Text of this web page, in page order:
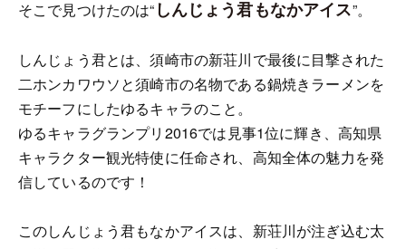
そこで見つけたのは“ しんじょう君もなかアイス”。
しんじょう君とは、須崎市の新荘川で最後に目撃された
二ホンカワウソと須崎市の名物である鍋焼きラーメンを
モチーフにしたゆるキャラのこと。
ゆるキャラグランプリ2016では見事1位に輝き、高知県
キャラクター観光特使に任命され、高知全体の魅力を発
信しているのです！
このしんじょう君もなかアイスは、新荘川が注ぎ込む太